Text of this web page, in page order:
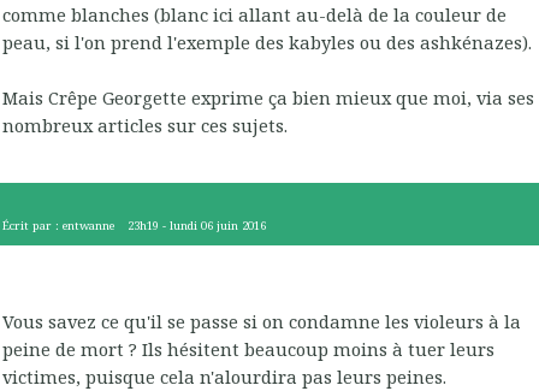
comme blanches (blanc ici allant au-delà de la couleur de
peau, si l'on prend l'exemple des kabyles ou des ashkénazes).
Mais Crêpe Georgette exprime ça bien mieux que moi, via ses
nombreux articles sur ces sujets.
Écrit par : entwanne 23h19 -lundi 06 juin 2016
Vous savez ce qu'il se passe si on condamne les violeurs à la
peine de mort ? Ils hésitent beaucoup moins à tuer leurs
victimes, puisque cela n'alourdira pas leurs peines.